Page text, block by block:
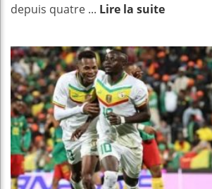
depuis quatre ... Lire la suite